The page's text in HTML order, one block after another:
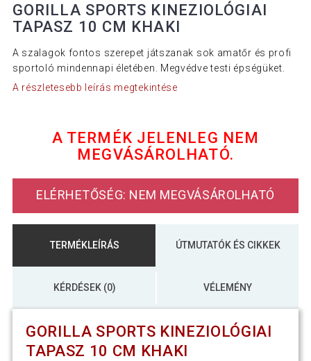
GORILLA SPORTS KINEZIOLÓGIAI
TAPASZ 10 CM KHAKI
A szalagok fontos szerepet játszanak sok amatőr és profi
sportoló mindennapi életében. Megvédve testi épségüket.
A részletesebb leírás megtekintése
A TERMÉK JELENLEG NEM
MEGVÁSÁROLHATÓ.
ELÉRHETŐSÉG: NEM MEGVÁSÁROLHATÓ
TERMÉKLEÍRÁS ÚTMUTATÓK ÉS CIKKEK
KÉRDÉSEK (0) VÉLEMÉNY
GORILLA SPORTS KINEZIOLÓGIAI
TAPASZ 10 CM KHAKI